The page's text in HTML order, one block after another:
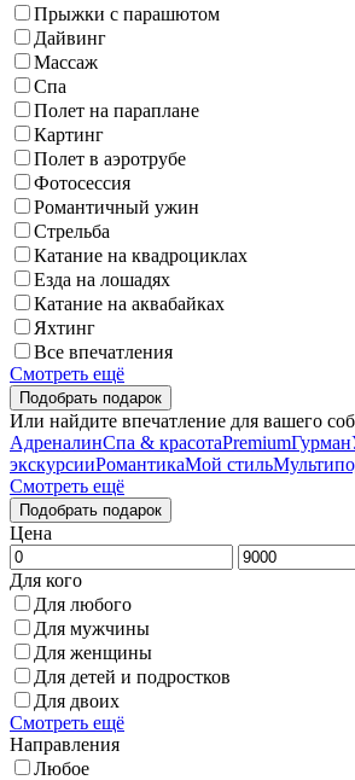
Прыжки с парашютом
Дайвинг
Массаж
Спа
Полет на параплане
Картинг
Полет в аэротрубе
Фотосессия
Романтичный ужин
Стрельба
Катание на квадроциклах
Езда на лошадях
Катание на аквабайках
Яхтинг
Все впечатления
Смотреть ещё
Или найдите впечатление для вашего
АдреналинСпа & красотаPremiumГурман
экскурсииРомантикаМой стиль
Смотреть ещё
Цена
Для кого
Для любого
Для мужчины
Для женщины
Для детей и подростков
Для двоих
Смотреть ещё
Направления
Любое